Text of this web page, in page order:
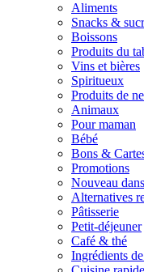
Aliments
Snacks &
Boissons
Produits du
Vins et bières
Spiritueux
Produits de
Animaux
Pour maman
Bébé
Bons &
Promotions
Nouveau
Alternatives
Pâtisserie
Petit-déjeuner
Café & thé
Ingrédients